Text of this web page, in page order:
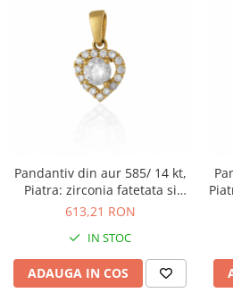
Pandantiv din aur 585/ 14 kt,
Piatra: zirconia fatetata si
cubic zirconia, Culoare:
613,21 RON
IN STOC
ADAUGA IN COS